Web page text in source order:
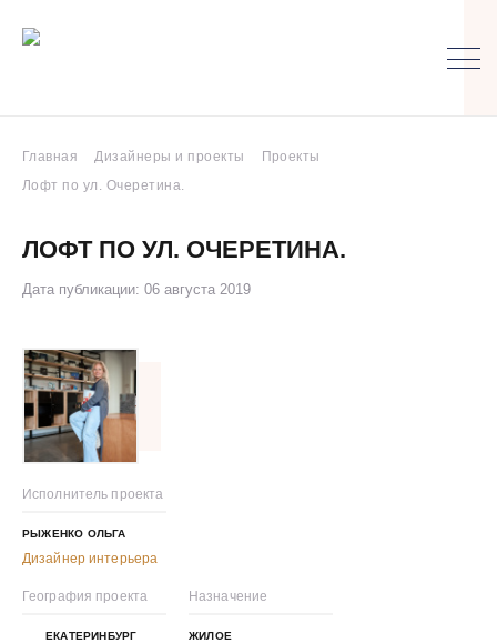
Главная Дизайнеры и проекты
Проекты
Лофт по ул. Очеретина.
ЛОФТ ПО УЛ. ОЧЕРЕТИНА.
Дата публикации: 06 августа 2019
Исполнитель проекта
РЫЖЕНКО ОЛЬГА
Дизайнер интерьера
География проекта
ЕКАТЕРИНБУРГ
Назначение
ЖИЛОЕ